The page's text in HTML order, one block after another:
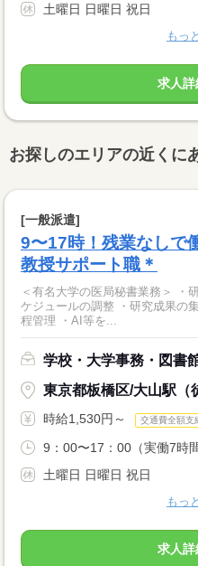
土曜日 日曜日 祝日
もっ
求人詳
お探しのエリアの近くに
[一般派遣]
9〜17時！残業なしで
教授サポート職＊
＜有名大学の医局秘書業務＞ ・研究費まわりの管理・補助 ・診療ス
ケジュールの調整 ・研究成果の
程管理 ・AI等を...
学校・大学事務・図書
東京都板橋区/大山駅（
時給1,530円～ 交通費全額支
9：00〜17：00（実働7時
土曜日 日曜日 祝日
もっ
求人詳